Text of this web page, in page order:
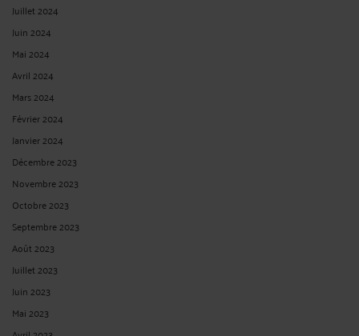
Juillet 2024
Juin 2024
Mai 2024
Avril 2024
Mars 2024
Février 2024
Janvier 2024
Décembre 2023
Novembre 2023
Octobre 2023
Septembre 2023
Août 2023
Juillet 2023
Juin 2023
Mai 2023